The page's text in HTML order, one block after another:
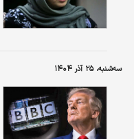
سه‌شنبه، ۲۵ آذر ۱۴۰۴